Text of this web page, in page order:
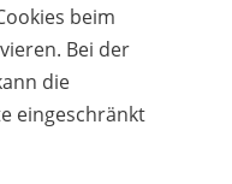
beim
Bei der
die
eingeschränkt